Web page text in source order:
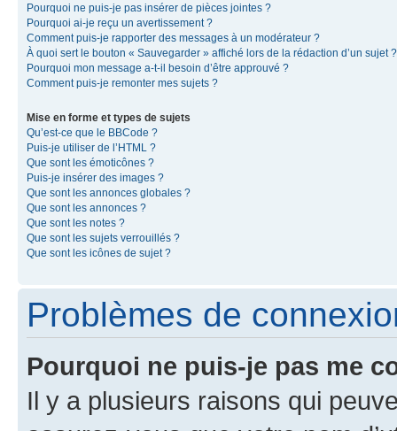
Pourquoi ne puis-je pas insérer de pièces jointes ?
Pourquoi ai-je reçu un avertissement ?
Comment puis-je rapporter des messages à un modérateur ?
À quoi sert le bouton « Sauvegarder » affiché lors de la rédaction d’un sujet ?
Pourquoi mon message a-t-il besoin d’être approuvé ?
Comment puis-je remonter mes sujets ?
Mise en forme et types de sujets
Qu’est-ce que le BBCode ?
Puis-je utiliser de l’HTML ?
Que sont les émoticônes ?
Puis-je insérer des images ?
Que sont les annonces globales ?
Que sont les annonces ?
Que sont les notes ?
Que sont les sujets verrouillés ?
Que sont les icônes de sujet ?
Problèmes de
Pourquoi ne puis-je pas me
Il y a plusieurs raisons qui